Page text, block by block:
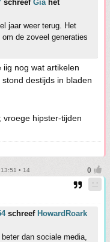
schreef Giahet
jaar weer terug. Het
de zoveel generaties
nog wat artikelen
destijds in bladen
vroege hipster-tijden
• 14
schreef HowardRoark
dan sociale media,